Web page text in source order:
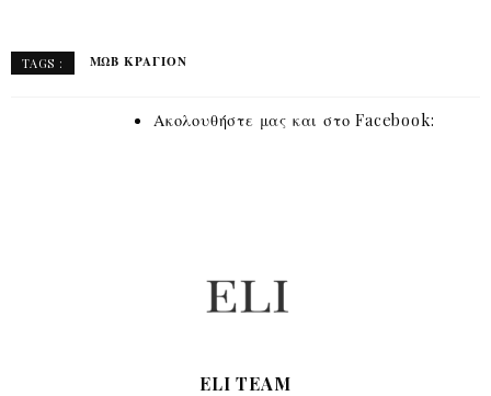
TAGS : ΜΩΒ ΚΡΑΓΙΟΝ
Ακολουθήστε μας και στο Facebook:
ELI TEAM